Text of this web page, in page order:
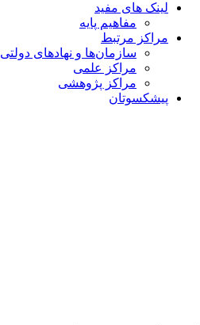
لینک های مفید
مفاهیم پایه
مراکز مرتبط
سازمان‌ها و نهادهای دولتی
مراکز علمی
مراکز پژوهشی
پیشکسوتان